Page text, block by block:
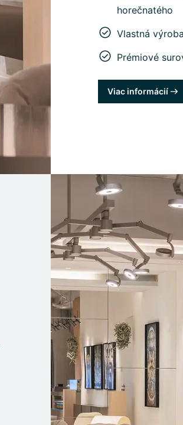
horečnatého
Vlastná
Prémiové
Viac informácií